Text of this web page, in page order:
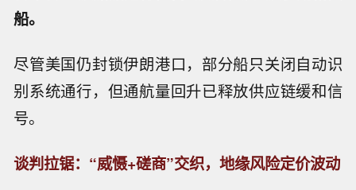
船。
尽管美国仍封锁伊朗港口，部分船只关闭自动识
别系统通行，但通航量回升已释放供应链缓和信
号。
谈判拉锯：“威慑+磋商”交织，地缘风险定价波动